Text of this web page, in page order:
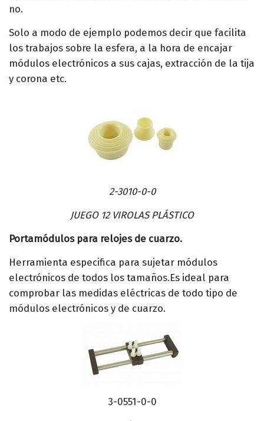
no.
Solo a modo de ejemplo podemos decir que facilita
los trabajos sobre la esfera, a la hora de encajar
módulos electrónicos a sus cajas, extracción de la tija
y corona etc.
2-3010-0-0
JUEGO 12 VIROLAS PLÁSTICO
Portamódulos para relojes de cuarzo.
Herramienta especifica para sujetar módulos
electrónicos de todos los tamaños.Es ideal para
comprobar las medidas eléctricas de todo tipo de
módulos electrónicos y de cuarzo.
3-0551-0-0